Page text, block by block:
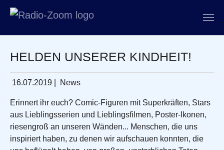
HELDEN UNSERER KINDHEIT!
16.07.2019 News
Erinnert ihr euch? Comic-Figuren mit Superkräften, Stars
aus Lieblingsserien und Lieblingsfilmen, Poster-Ikonen,
riesengroß an unseren Wänden... Menschen, die uns
inspiriert haben, zu denen wir aufschauen konnten, die